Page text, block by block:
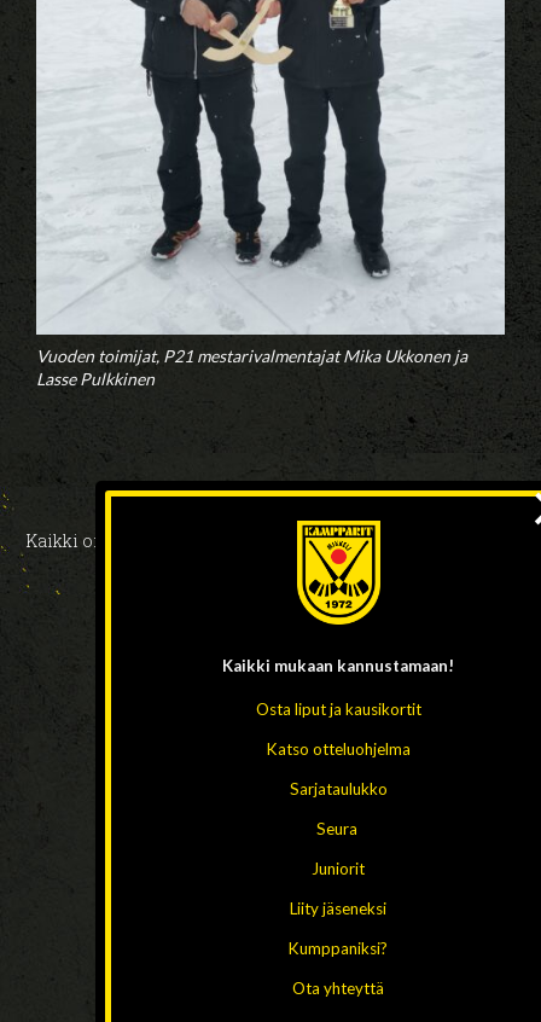
Vuoden toimijat, P21 mestarivalmentajat Mika Ukkonen ja
Lasse Pulkkinen
Kaikki oikeudet pidätetään 2026 // Design ja toteutus:
Kaikki mukaan kannustamaan!
Osta liput ja kausikortit
Katso otteluohjelma
Sarjataulukko
Seura
Juniorit
Liity jäseneksi
Kumppaniksi?
Ota yhteyttä